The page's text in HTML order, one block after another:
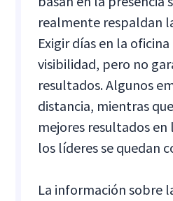
realmente respaldan
Exigir días en la
visibilidad, pero no
resultados. Algunos
distancia, mientras
mejores resultados en
los líderes se quedan
La información sobre